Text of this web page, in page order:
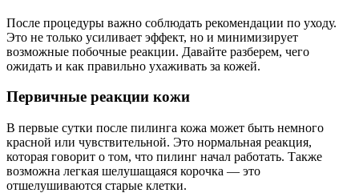
После процедуры важно соблюдать рекомендации по уходу.
Это не только усиливает эффект, но и минимизирует
возможные побочные реакции. Давайте разберем, чего
ожидать и как правильно ухаживать за кожей.
Первичные реакции кожи
В первые сутки после пилинга кожа может быть немного
красной или чувствительной. Это нормальная реакция,
которая говорит о том, что пилинг начал работать. Также
возможна легкая шелушащаяся корочка — это
отшелушиваются старые клетки.